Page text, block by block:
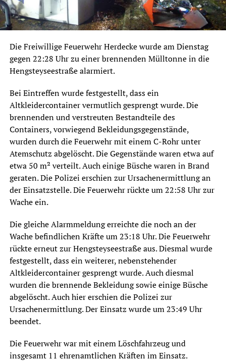
Die Freiwillige Feuerwehr Herdecke wurde am Dienstag
gegen 22:28 Uhr zu einer brennenden Mülltonne in die
Hengsteyseestraße alarmiert.
Bei Eintreffen wurde festgestellt, dass ein
Altkleidercontainer vermutlich gesprengt wurde. Die
brennenden und verstreuten Bestandteile des
Containers, vorwiegend Bekleidungsgegenstände,
wurden durch die Feuerwehr mit einem C-Rohr unter
Atemschutz abgelöscht. Die Gegenstände waren etwa auf
etwa 50 m² verteilt. Auch einige Büsche waren in Brand
geraten. Die Polizei erschien zur Ursachenermittlung an
der Einsatzstelle. Die Feuerwehr rückte um 22:58 Uhr zur
Wache ein.
Die gleiche Alarmmeldung erreichte die noch an der
Wache befindlichen Kräfte um 23:18 Uhr. Die Feuerwehr
rückte erneut zur Hengsteyseestraße aus. Diesmal wurde
festgestellt, dass ein weiterer, nebenstehender
Altkleidercontainer gesprengt wurde. Auch diesmal
wurden die brennende Bekleidung sowie einige Büsche
abgelöscht. Auch hier erschien die Polizei zur
Ursachenermittlung. Der Einsatz wurde um 23:49 Uhr
beendet.
Die Feuerwehr war mit einem Löschfahrzeug und
insgesamt 11 ehrenamtlichen Kräften im Einsatz.